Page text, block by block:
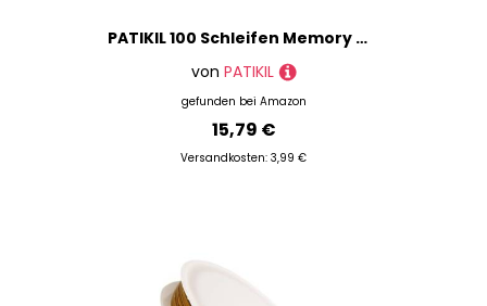
PATIKIL 100 Schleifen Memory Wire, 2 Stück 0,8 mm 20 Gauge Schmuckdraht Basteldraht Memory Stahldraht für Schmuckherstellung Armbänder Perlen DIY Basteln, Silber
von PATIKIL
gefunden bei Amazon
15,79 €
Versandkosten: 3,99 €